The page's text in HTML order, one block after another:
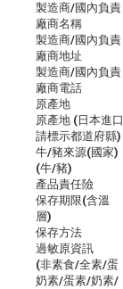
製造商/國內負責
廠商名稱
製造商/國內負責
廠商地址
製造商/國內負責
廠商電話
原產地
原產地 (日本進口
請標示都道府縣)
牛/豬來源(國家)
(牛/豬)
產品責任險
保存期限(含溫
層)
保存方法
過敏原資訊
(非素食/全素/蛋
奶素/蛋素/奶素/